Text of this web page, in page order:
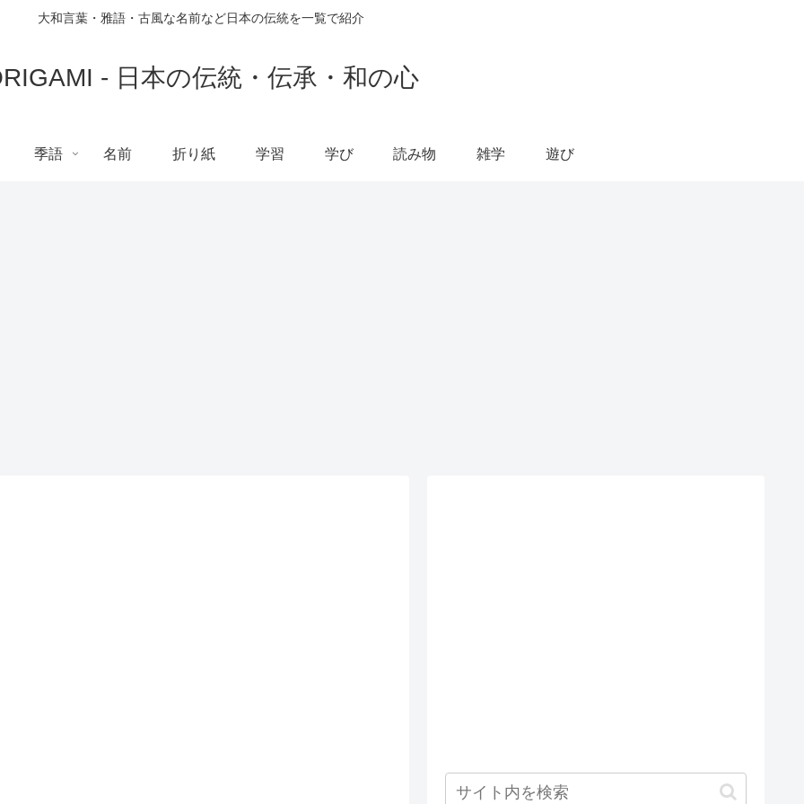
大和言葉・雅語・古風な名前など日本の伝統を一覧で紹介
- 日本の伝統・伝承・和の心
季語 名前 折り紙 学習 学び 読み物 雑学 遊び